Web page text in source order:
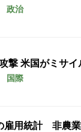
政治
撃 米国がミサイ
国際
雇用統計 非農